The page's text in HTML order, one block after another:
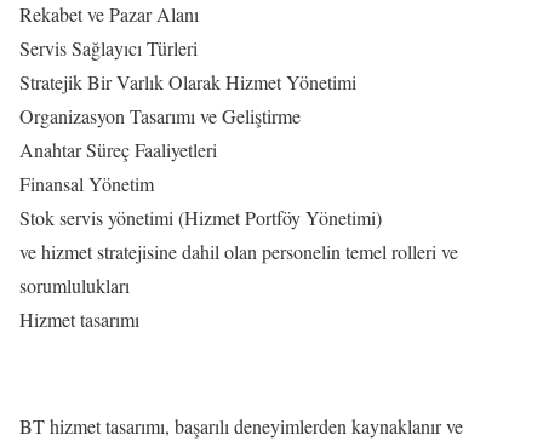
Rekabet ve Pazar Alanı
Servis Sağlayıcı Türleri
Stratejik Bir Varlık Olarak Hizmet Yönetimi
Organizasyon Tasarımı ve Geliştirme
Anahtar Süreç Faaliyetleri
Finansal Yönetim
Stok servis yönetimi (Hizmet Portföy Yönetimi)
ve hizmet stratejisine dahil olan personelin temel rolleri ve
sorumlulukları
Hizmet tasarımı
BT hizmet tasarımı, başarılı deneyimlerden kaynaklanır ve